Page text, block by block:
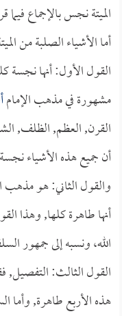
الميتة نجس بالإجماع
أما الأشياء الصلبة من
القول الأول: أنها
مشهورة في مذهب الإمام
القرن, العظم, الظلف,
أن جميع هذه الأشياء
والقول الثاني: هو مذهب
أنها طاهرة كلها, وهذا
الله، ونسبه إلى جمهور
القول الثالث:
هذه الأربع طاهرة,